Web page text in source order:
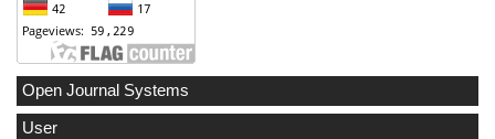
Open Journal Systems
User